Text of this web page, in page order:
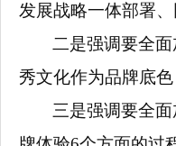
发展战略一体部署
二是强调要全
秀文化作为品牌底
三是强调要全